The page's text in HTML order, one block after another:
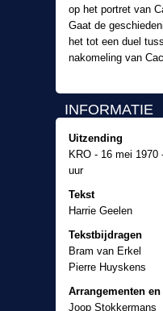
op het portret van
Gaat de
het tot een duel
nakomeling van
INFORMATIE
Uitzending
KRO - 16 mei 1970
uur
Tekst
Harrie Geelen
Tekstbijdragen
Bram van Erkel
Pierre Huyskens
Arrangementen
Joop Stokkermans